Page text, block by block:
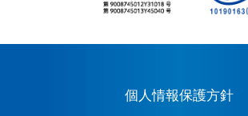
個人情報保護方針